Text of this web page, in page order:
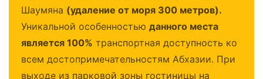
Шаумяна (удаление от моря 300 метров).
Уникальной особенностью данного места
является 100% транспортная доступность ко
всем достопримечательностям Абхазии. При
выходе из парковой зоны гостиницы на